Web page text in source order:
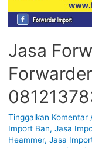
Jasa
Tinggalkan Komentar
Import Ban, Jasa
Heammer, Jasa